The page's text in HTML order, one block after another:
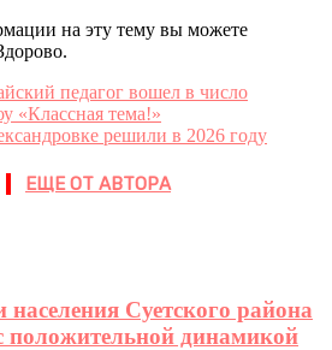
на эту тему вы можете
педагог вошел в число
«Классная тема!»
решили в 2026 году
ЕЩЕ ОТ АВТОРА
Суетского района
положительной динамикой